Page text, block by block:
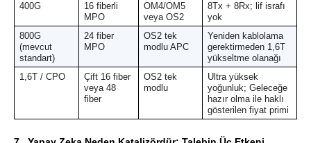
400G
16 fiberli
MPO
OM4/OM5
veya OS2
8Tx + 8Rx; lif israfı
yok
800G
(mevcut
standart)
24 fiber
MPO
OS2 tek
modlu APC
Yeniden kablolama
gerektirmeden 1,6T
yükseltme olanağı
1,6T / CPO
Çift 16 fiber
veya 48
fiber
OS2 tek
modlu
Ultra yüksek
yoğunluk; Geleceğe
hazır olma ile haklı
gösterilen fiyat primi